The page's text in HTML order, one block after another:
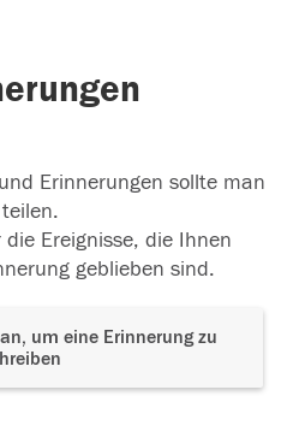
Erinnerungen sollte man
teilen.
Ereignisse, die Ihnen
geblieben sind.
um eine Erinnerung zu